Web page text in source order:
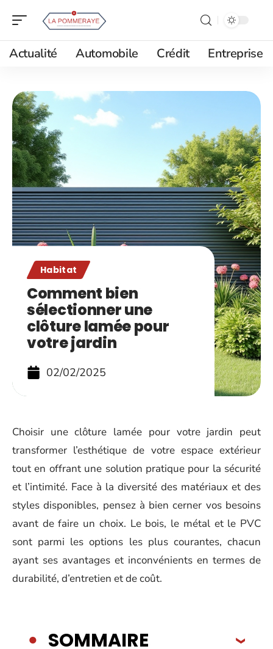
Actualité Automobile Crédit Entreprise
Habitat
Comment bien
sélectionner une
clôture lamée pour
votre jardin
02/02/2025
Choisir une clôture lamée pour votre jardin peut
transformer l’esthétique de votre espace extérieur
tout en offrant une solution pratique pour la sécurité
et l’intimité. Face à la diversité des matériaux et des
styles disponibles, pensez à bien cerner vos besoins
avant de faire un choix. Le bois, le métal et le PVC
sont parmi les options les plus courantes, chacun
ayant ses avantages et inconvénients en termes de
durabilité, d’entretien et de coût.
SOMMAIRE